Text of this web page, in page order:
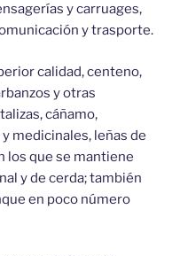
y carruages,
y trasporte.
calidad, centeno,
y otras
cáñamo,
medicinales, leñas de
los que se mantiene
y de cerda; también
en poco número